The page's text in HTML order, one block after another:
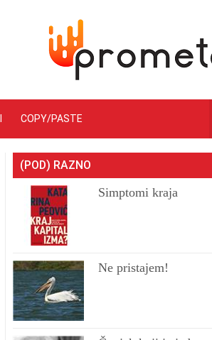
COPY/PASTE
(POD) RAZNO
Simptomi kraja
Ne pristajem!